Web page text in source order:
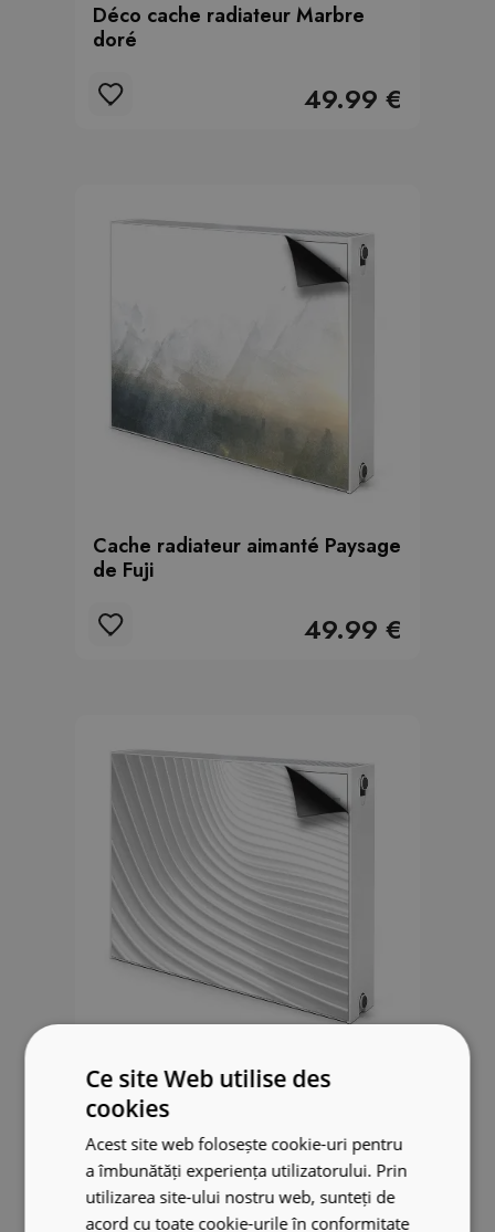
Déco cache radiateur Marbre
doré
49.99 €
Cache radiateur aimanté Paysage
de Fuji
49.99 €
Cache radiateur déco Sillons
blancs
49.99 €
Ce site Web utilise des
cookies
Acest site web folosește cookie-uri pentru
a îmbunătăți experiența utilizatorului. Prin
utilizarea site-ului nostru web, sunteți de
acord cu toate cookie-urile în conformitate